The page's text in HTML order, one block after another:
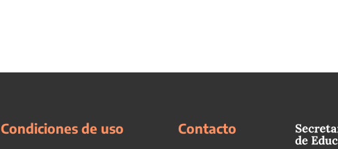
Condiciones de uso Contacto